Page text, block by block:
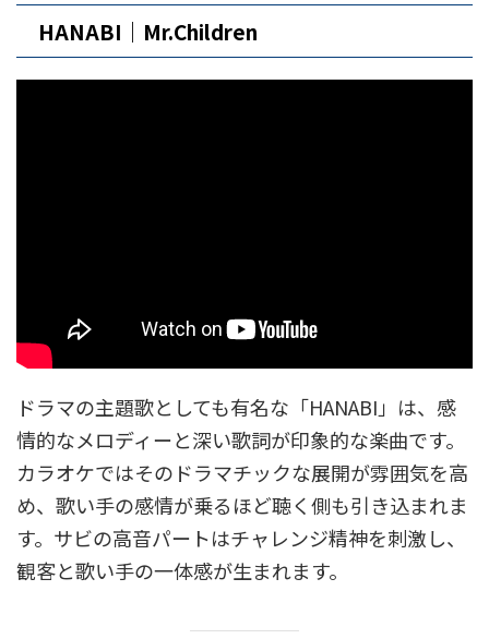
HANABI｜Mr.Children
ドラマの主題歌としても有名な「HANABI」は、感
情的なメロディーと深い歌詞が印象的な楽曲です。
カラオケではそのドラマチックな展開が雰囲気を高
め、歌い手の感情が乗るほど聴く側も引き込まれま
す。サビの高音パートはチャレンジ精神を刺激し、
観客と歌い手の一体感が生まれます。